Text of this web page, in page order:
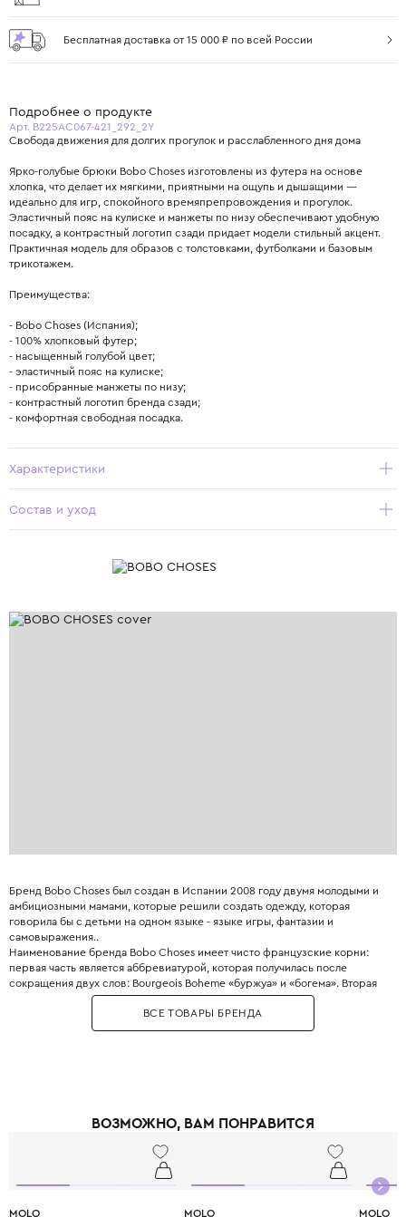
Бесплатная доставка от 15 000 ₽ по всей России
Подробнее о продукте
Арт. B225AC067-421_292_2Y
Свобода движения для долгих прогулок и расслабленного дня дома
Ярко-голубые брюки Bobo Choses изготовлены из футера на основе
хлопка, что делает их мягкими, приятными на ощупь и дышащими —
идеально для игр, спокойного времяпрепровождения и прогулок.
Эластичный пояс на кулиске и манжеты по низу обеспечивают удобную
посадку, а контрастный логотип сзади придает модели стильный акцент.
Практичная модель для образов с толстовками, футболками и базовым
трикотажем.
Преимущества:
- Bobo Choses (Испания);
- 100% хлопковый футер;
- насыщенный голубой цвет;
- эластичный пояс на кулиске;
- присобранные манжеты по низу;
- контрастный логотип бренда сзади;
- комфортная свободная посадка.
Характеристики
Состав и уход
Бренд Bobo Choses был создан в Испании 2008 году двумя молодыми и
амбициозными мамами, которые решили создать одежду, которая
говорила бы с детьми на одном языке - языке игры, фантазии и
самовыражения..
Наименование бренда Bobo Choses имеет чисто французские корни:
первая часть является аббревиатурой, которая получилась после
сокращения двух слов: Bourgeois Boheme «буржуа» и «богема». Вторая
часть переводится как «вещи».
Главное отличие Bobo Choses - узнаваемый художественный стиль:
наивные принты, комфортные свободные силуэты и использование
ВСЕ ТОВАРЫ БРЕНДА
ВОЗМОЖНО, ВАМ ПОНРАВИТСЯ
MOLO MOLO MOLO